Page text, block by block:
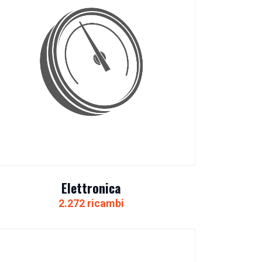
Elettronica
2.272 ricambi